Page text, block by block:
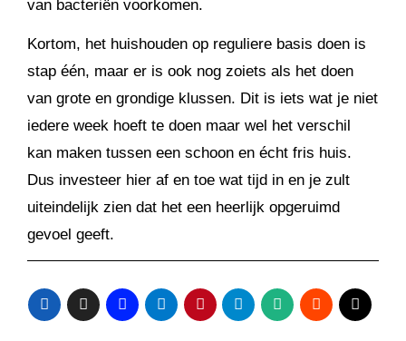
van bacteriën voorkomen.
Kortom, het huishouden op reguliere basis doen is
stap één, maar er is ook nog zoiets als het doen
van grote en grondige klussen. Dit is iets wat je niet
iedere week hoeft te doen maar wel het verschil
kan maken tussen een schoon en écht fris huis.
Dus investeer hier af en toe wat tijd in en je zult
uiteindelijk zien dat het een heerlijk opgeruimd
gevoel geeft.